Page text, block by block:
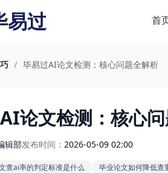
易过 首
/ 毕易过AI论文检测：核心问题全解析
论文检测：核心
辑部发布时间： 2026-05-09 02:00
查ai率的判定标准是什么 毕业论文如何降低查